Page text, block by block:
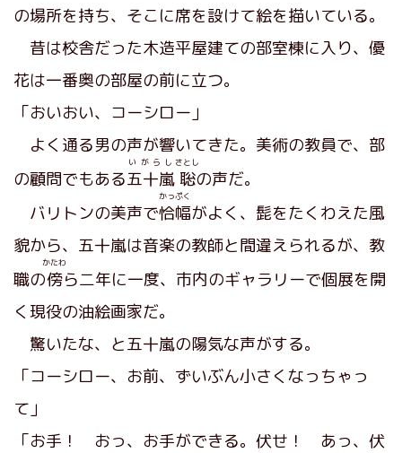
の場所を持ち、そこに席を設けて絵を描いている。
昔は校舎だった木造平屋建ての部室棟に入り、優
花は一番奥の部屋の前に立つ。
「おいおい、コーシロー」
よく通る男の声が響いてきた。美術の教員で、部
の顧問でもある五十嵐
いがらし
聡
さとし
の声だ。
バリトンの美声で恰幅
かっぷく
がよく、髭をたくわえた風
貌から、五十嵐は音楽の教師と間違えられるが、教
職の傍
かたわ
ら二年に一度、市内のギャラリーで個展を開
く現役の油絵画家だ。
驚いたな、と五十嵐の陽気な声がする。
「コーシロー、お前、ずいぶん小さくなっちゃっ
て」
「お手！ おっ、お手ができる。伏せ！ あっ、伏